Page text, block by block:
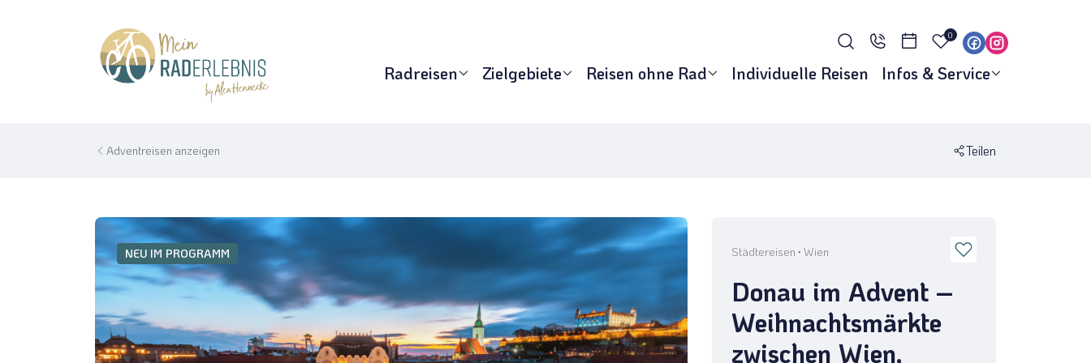
0
Radreisen Zielgebiete Reisen ohne Rad Individuelle Reisen Infos & Service
Adventreisen anzeigen Teilen
NEU IM PROGRAMM Städtereisen · Wien
Donau im Advent –
Weihnachtsmärkte
zwischen Wien,